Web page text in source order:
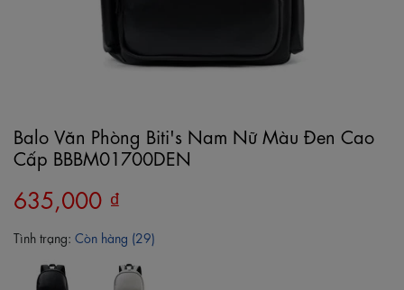
Balo Văn Phòng Biti's Nam Nữ Màu Đen Cao
Cấp BBBM01700DEN
635,000 ₫
Tình trạng: Còn hàng (29)